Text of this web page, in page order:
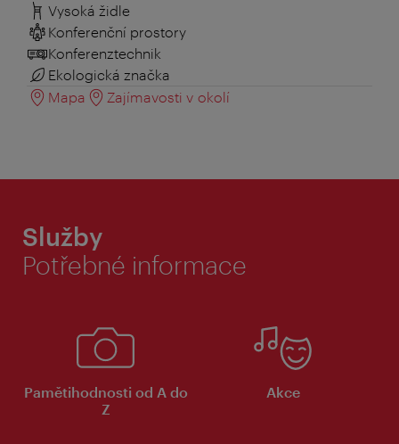
Vysoká židle
Konferenční prostory
Konferenztechnik
Ekologická značka
Mapa
Zajímavosti v okolí
Služby
Potřebné informace
Pamětihodnosti od A do
Z
Akce